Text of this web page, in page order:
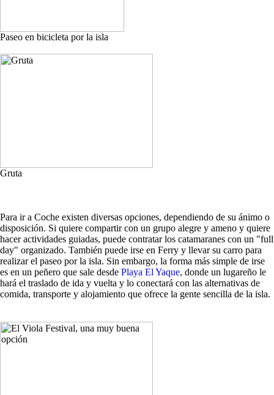
Paseo en bicicleta por la isla
Gruta
Para ir a Coche existen diversas opciones, dependiendo de su ánimo o
disposición. Si quiere compartir con un grupo alegre y ameno y quiere
hacer actividades guiadas, puede contratar los catamaranes con un "full
day" organizado. También puede irse en Ferry y llevar su carro para
realizar el paseo por la isla. Sin embargo, la forma más simple de irse
es en un peñero que sale desde Playa El Yaque, donde un lugareño le
hará el traslado de ida y vuelta y lo conectará con las alternativas de
comida, transporte y alojamiento que ofrece la gente sencilla de la isla.